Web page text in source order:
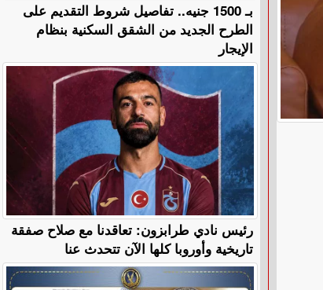
بـ 1500 جنيه.. تفاصيل شروط التقديم على
الطرح الجديد من الشقق السكنية بنظام
الإيجار
رئيس نادي طرابزون: تعاقدنا مع صلاح صفقة
تاريخية وأوروبا كلها الآن تتحدث عنا